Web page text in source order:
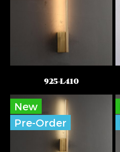
925-L410
New
Pre-Order